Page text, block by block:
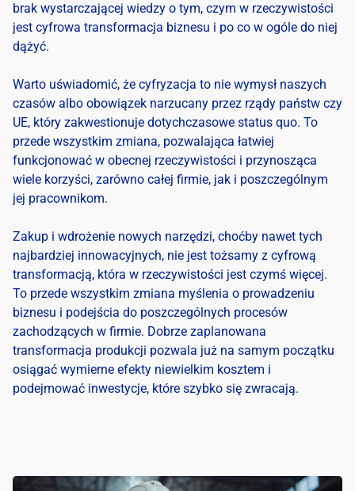
brak wystarczającej wiedzy o tym, czym w rzeczywistości
jest cyfrowa transformacja biznesu i po co w ogóle do niej
dążyć.
Warto uświadomić, że cyfryzacja to nie wymysł naszych
czasów albo obowiązek narzucany przez rządy państw czy
UE, który zakwestionuje dotychczasowe status quo. To
przede wszystkim zmiana, pozwalająca łatwiej
funkcjonować w obecnej rzeczywistości i przynosząca
wiele korzyści, zarówno całej firmie, jak i poszczególnym
jej pracownikom.
Zakup i wdrożenie nowych narzędzi, choćby nawet tych
najbardziej innowacyjnych, nie jest tożsamy z cyfrową
transformacją, która w rzeczywistości jest czymś więcej.
To przede wszystkim zmiana myślenia o prowadzeniu
biznesu i podejścia do poszczególnych procesów
zachodzących w firmie. Dobrze zaplanowana
transformacja produkcji pozwala już na samym początku
osiągać wymierne efekty niewielkim kosztem i
podejmować inwestycje, które szybko się zwracają.